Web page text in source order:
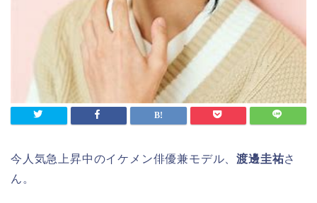
今人気急上昇中のイケメン俳優兼モデル、渡邊圭祐さ
ん。